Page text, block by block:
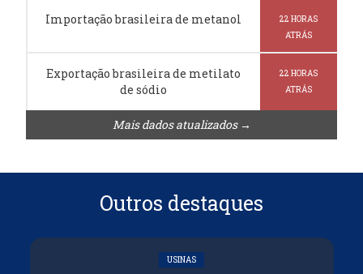
Importação brasileira de metanol
22 HORAS
ATRÁS
Exportação brasileira de metilato
de sódio
22 HORAS
ATRÁS
Mais dados atualizados →
Outros destaques
USINAS